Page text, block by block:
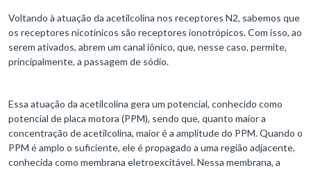
Voltando à atuação da acetilcolina nos receptores N2, sabemos que
os receptores nicotínicos são receptores ionotrópicos. Com isso, ao
serem ativados, abrem um canal iônico, que, nesse caso, permite,
principalmente, a passagem de sódio.
Essa atuação da acetilcolina gera um potencial, conhecido como
potencial de placa motora (PPM), sendo que, quanto maior a
concentração de acetilcolina, maior é a amplitude do PPM. Quando o
PPM é amplo o suficiente, ele é propagado a uma região adjacente,
conhecida como membrana eletroexcitável. Nessa membrana, a